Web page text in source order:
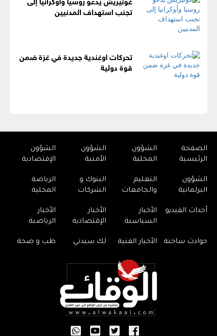
تجنب استهداف المدنيين
تحركات اوغندية جديدة في غزة ضمن
قوة دولية
الصفحة
الرئيسية
الشؤون
المحلية
الشؤون
الأمنية
الشؤون
الإقتصادية
الشؤون
البرلمانية
التعليم
والجامعات
البنوك و
الشركات
الرياضة
المحلية
أحداث الفيديو
الأخبار
السياسية
الأخبار
الإقتصادية
الأخبار
الرياضية
حوادث ساخنة الأخبار الفنية لك سيدتي طب و صحة